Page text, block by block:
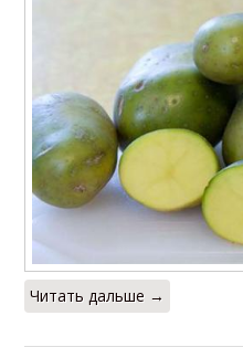
Читать дальше →